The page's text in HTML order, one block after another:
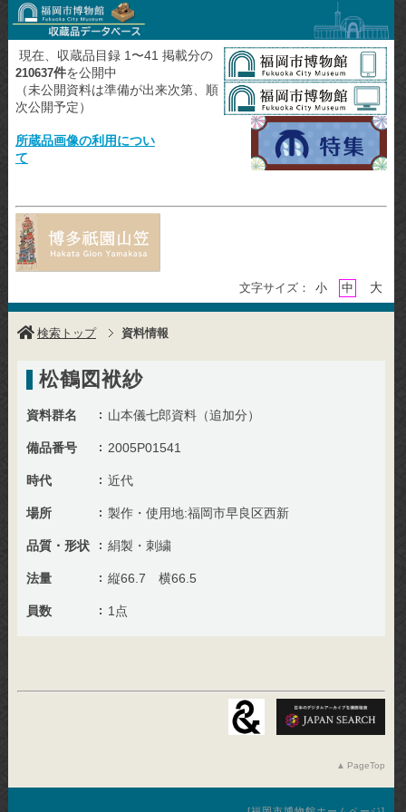
現在、収蔵品目録 1〜41 掲載分の
210637件を公開中
（未公開資料は準備が出来次第、順
次公開予定）
所蔵品画像の利用につい
て
文字サイズ： 小 中 大
検索トップ 資料情報
松鶴図袱紗
資料群名 山本儀七郎資料（追加分）
備品番号 2005P01541
時代 近代
場所 製作・使用地:福岡市早良区西新
品質・形状 絹製・刺繍
法量 縦66.7 横66.5
員数 1点
PageTop